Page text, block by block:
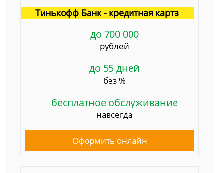
Тинькофф Банк - кредитная карта
до 700 000
рублей
до 55 дней
без %
бесплатное обслуживание
навсегда
Оформить онлайн